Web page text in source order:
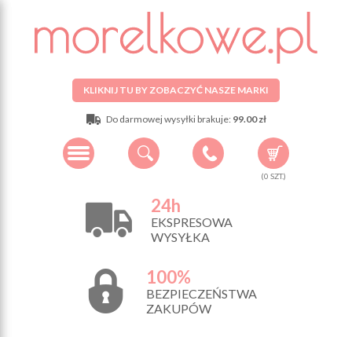
KLIKNIJ TU BY ZOBACZYĆ NASZE MARKI
Do darmowej wysyłki brakuje: 99.00 zł
(0 SZT.)
24h
EKSPRESOWA
WYSYŁKA
100%
BEZPIECZEŃSTWA
ZAKUPÓW